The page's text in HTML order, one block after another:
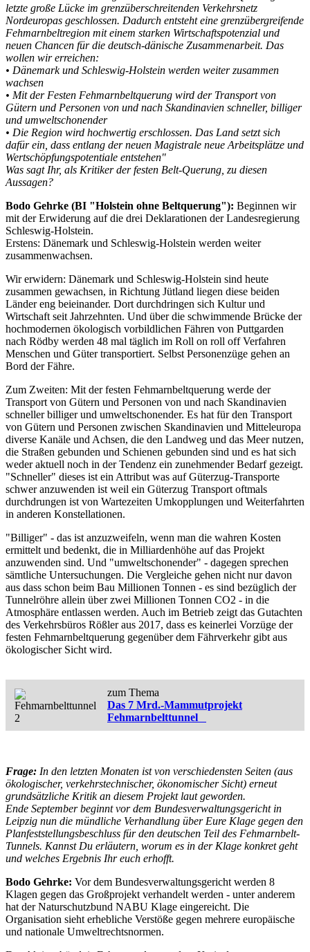
letzte große Lücke im grenzüberschreitenden Verkehrsnetz
Nordeuropas geschlossen. Dadurch entsteht eine grenzübergreifende
Fehmarnbeltregion mit einem starken Wirtschaftspotenzial und
neuen Chancen für die deutsch-dänische Zusammenarbeit. Das
wollen wir erreichen:
• Dänemark und Schleswig-Holstein werden weiter zusammen
wachsen
• Mit der Festen Fehmarnbeltquerung wird der Transport von
Gütern und Personen von und nach Skandinavien schneller, billiger
und umweltschonender
• Die Region wird hochwertig erschlossen. Das Land setzt sich
dafür ein, dass entlang der neuen Magistrale neue Arbeitsplätze und
Wertschöpfungspotentiale entstehen"
Was sagt Ihr, als Kritiker der festen Belt-Querung, zu diesen
Aussagen?
Bodo Gehrke (BI "Holstein ohne Beltquerung"): Beginnen wir
mit der Erwiderung auf die drei Deklarationen der Landesregierung
Schleswig-Holstein.
Erstens: Dänemark und Schleswig-Holstein werden weiter
zusammenwachsen.
Wir erwidern: Dänemark und Schleswig-Holstein sind heute
zusammen gewachsen, in Richtung Jütland liegen diese beiden
Länder eng beieinander. Dort durchdringen sich Kultur und
Wirtschaft seit Jahrzehnten. Und über die schwimmende Brücke der
hochmodernen ökologisch vorbildlichen Fähren von Puttgarden
nach Rödby werden 48 mal täglich im Roll on roll off Verfahren
Menschen und Güter transportiert. Selbst Personenzüge gehen an
Bord der Fähre.
Zum Zweiten: Mit der festen Fehmarnbeltquerung werde der
Transport von Gütern und Personen von und nach Skandinavien
schneller billiger und umweltschonender. Es hat für den Transport
von Gütern und Personen zwischen Skandinavien und Mitteleuropa
diverse Kanäle und Achsen, die den Landweg und das Meer nutzen,
die Straßen gebunden und Schienen gebunden sind und es hat sich
weder aktuell noch in der Tendenz ein zunehmender Bedarf gezeigt.
"Schneller" dieses ist ein Attribut was auf Güterzug-Transporte
schwer anzuwenden ist weil ein Güterzug Transport oftmals
durchdrungen ist von Wartezeiten Umkopplungen und Weiterfahrten
in anderen Konstellationen.
"Billiger" - das ist anzuzweifeln, wenn man die wahren Kosten
ermittelt und bedenkt, die in Milliardenhöhe auf das Projekt
anzuwenden sind. Und "umweltschonender" - dagegen sprechen
sämtliche Untersuchungen. Die Vergleiche gehen nicht nur davon
aus dass schon beim Bau Millionen Tonnen - es sind bezüglich der
Tunnelröhre allein über zwei Millionen Tonnen CO2 - in die
Atmosphäre entlassen werden. Auch im Betrieb zeigt das Gutachten
des Verkehrsbüros Rößler aus 2017, dass es keinerlei Vorzüge der
festen Fehmarnbeltquerung gegenüber dem Fährverkehr gibt aus
ökologischer Sicht wird.
zum Thema
Das 7 Mrd.-Mammutprojekt
Fehmarnbelttunnel
Frage: In den letzten Monaten ist von verschiedensten Seiten (aus
ökologischer, verkehrstechnischer, ökonomischer Sicht) erneut
grundsätzliche Kritik an diesem Projekt laut geworden.
Ende September beginnt vor dem Bundesverwaltungsgericht in
Leipzig nun die mündliche Verhandlung über Eure Klage gegen den
Planfeststellungsbeschluss für den deutschen Teil des Fehmarnbelt-
Tunnels. Kannst Du erläutern, worum es in der Klage konkret geht
und welches Ergebnis Ihr euch erhofft.
Bodo Gehrke: Vor dem Bundesverwaltungsgericht werden 8
Klagen gegen das Großprojekt verhandelt werden - unter anderem
hat der Naturschutzbund NABU Klage eingereicht. Die
Organisation sieht erhebliche Verstöße gegen mehrere europäische
und nationale Umweltrechtsnormen.